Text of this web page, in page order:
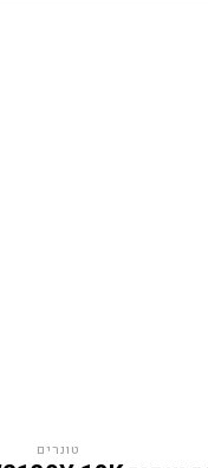
טונרים